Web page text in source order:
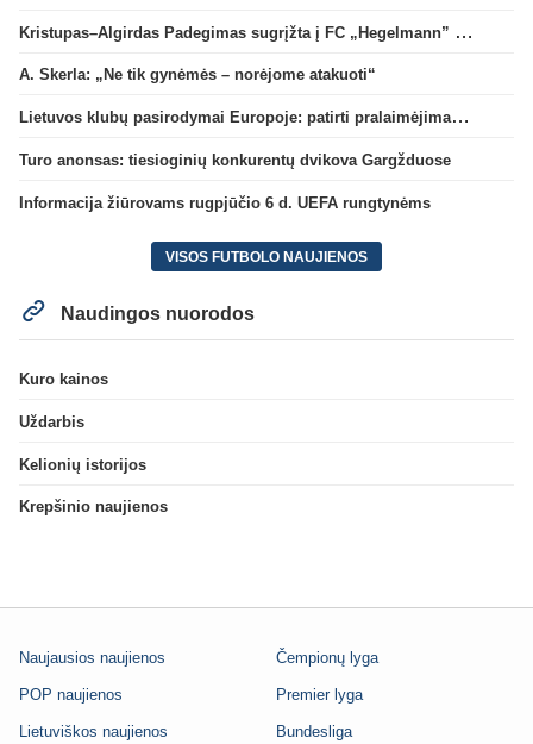
Kristupas–Algirdas Padegimas sugrįžta į FC „Hegelmann” B sudėtį
A. Skerla: „Ne tik gynėmės – norėjome atakuoti“
Lietuvos klubų pasirodymai Europoje: patirti pralaimėjimai Kroatijos atstovams
Turo anonsas: tiesioginių konkurentų dvikova Gargžduose
Informacija žiūrovams rugpjūčio 6 d. UEFA rungtynėms
VISOS FUTBOLO NAUJIENOS
Naudingos nuorodos
Kuro kainos
Uždarbis
Kelionių istorijos
Krepšinio naujienos
Naujausios naujienos
POP naujienos
Lietuviškos naujienos
Čempionų lyga
Premier lyga
Bundesliga